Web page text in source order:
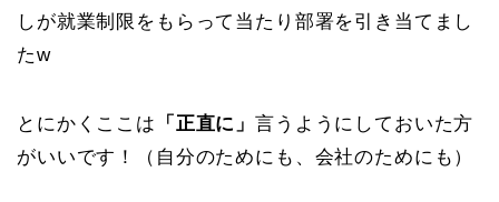
しが就業制限をもらって当たり部署を引き当てまし
たw
とにかくここは 「正直に」言うようにしておいた方
がいいです！（自分のためにも、会社のためにも）